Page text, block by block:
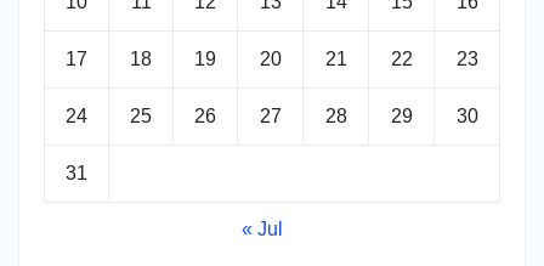
17 18 19 20 21 22 23
24 25 26 27 28 29 30
31
« Jul